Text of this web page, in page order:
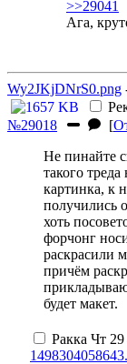
>>29041
Ага,
Wy2JKjDNrS0.png
№29018
[
Не пинайте
такого
картинка, к
получились
хоть
форчонг
раскрасили
причём
будет макет.
Ракка Чт